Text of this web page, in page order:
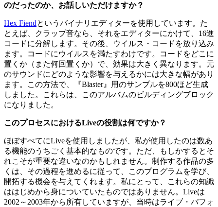
のだったのか、お話しいただけますか？
Hex Fiendというバイナリエディターを使用しています。た
とえば、クラップ音なら、それをエディターにかけて、16進
コードに分解します。その後、ウイルス・コードを放り込み
ます。コードにウイルスを満たすわけです。コードをどこに
置くか（また何回置くか）で、効果は大きく異なります。元
のサウンドにどのような影響を与えるかには大きな幅があり
ます。この方法で、『Blaster』用のサンプルを800ほど生成
しました。これらは、このアルバムのビルディングブロック
になりました。
このプロセスにおけるLiveの役割は何ですか？
ほぼすべてにLiveを使用しましたが、私が使用したのは数あ
る機能のうちごく基本的なものです。ただ、もしかするとそ
れこそが重要な違いなのかもしれません。制作する作品の多
くは、その過程を進めるに従って、このプログラムを学び、
開拓する機会を与えてくれます。私にとって、これらの知識
ははじめから身についていたものではありません。Liveは
2002～2003年から所有していますが、当時はライブ・パフォ